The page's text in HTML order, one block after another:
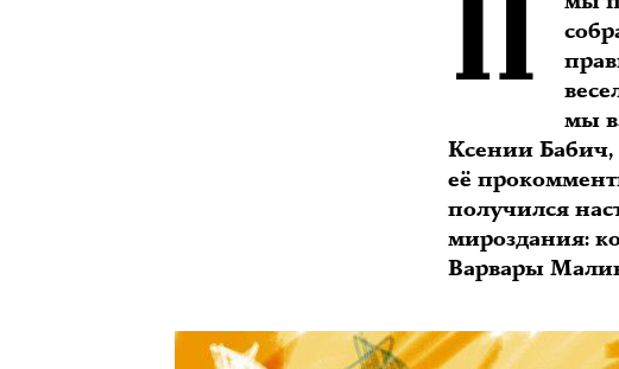
мы
Ксении Бабич,
её
получился
мироздания:
Варвары